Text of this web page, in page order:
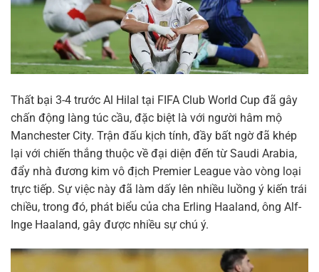
Thất bại 3-4 trước Al Hilal tại FIFA Club World Cup đã gây
chấn động làng túc cầu, đặc biệt là với người hâm mộ
Manchester City. Trận đấu kịch tính, đầy bất ngờ đã khép
lại với chiến thắng thuộc về đại diện đến từ Saudi Arabia,
đẩy nhà đương kim vô địch Premier League vào vòng loại
trực tiếp. Sự việc này đã làm dấy lên nhiều luồng ý kiến trái
chiều, trong đó, phát biểu của cha Erling Haaland, ông Alf-
Inge Haaland, gây được nhiều sự chú ý.